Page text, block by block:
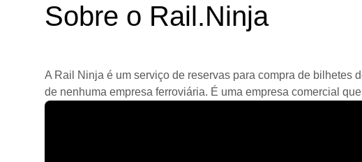
Sobre o Rail.Ninja
A Rail Ninja é um serviço de reservas para compra de bilhetes
de nenhuma empresa ferroviária. É uma empresa comercial